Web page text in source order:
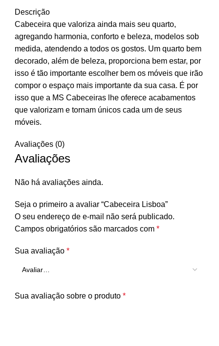
Descrição
Cabeceira que valoriza ainda mais seu quarto,
agregando harmonia, conforto e beleza, modelos sob
medida, atendendo a todos os gostos. Um quarto bem
decorado, além de beleza, proporciona bem estar, por
isso é tão importante escolher bem os móveis que irão
compor o espaço mais importante da sua casa. É por
isso que a MS Cabeceiras lhe oferece acabamentos
que valorizam e tornam únicos cada um de seus
móveis.
Avaliações (0)
Avaliações
Não há avaliações ainda.
Seja o primeiro a avaliar “Cabeceira Lisboa”
O seu endereço de e-mail não será publicado.
Campos obrigatórios são marcados com *
Sua avaliação *
Sua avaliação sobre o produto *